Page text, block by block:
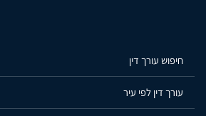
חיפוש עורך דין
עורך דין לפי עיר